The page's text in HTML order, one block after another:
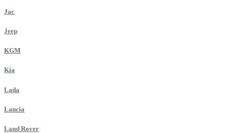
Jac
Jeep
KGM
Kia
Lada
Lancia
Land Rover